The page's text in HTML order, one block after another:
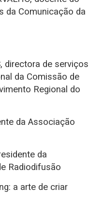
da Comunicação da
directora de serviços
da Comissão de
Regional do
da Associação
da
Radiodifusão
a arte de criar